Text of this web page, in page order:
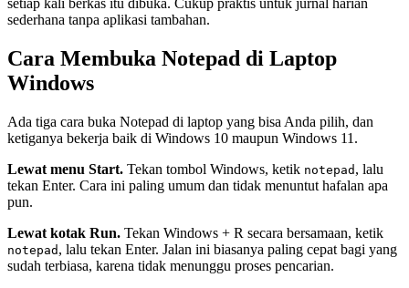
setiap kali berkas itu dibuka. Cukup praktis untuk jurnal harian
sederhana tanpa aplikasi tambahan.
Cara Membuka Notepad di Laptop
Windows
Ada tiga cara buka Notepad di laptop yang bisa Anda pilih, dan
ketiganya bekerja baik di Windows 10 maupun Windows 11.
Lewat menu Start. Tekan tombol Windows, ketik notepad , lalu
tekan Enter. Cara ini paling umum dan tidak menuntut hafalan apa
pun.
Lewat kotak Run. Tekan Windows + R secara bersamaan, ketik
notepad , lalu tekan Enter. Jalan ini biasanya paling cepat bagi yang
sudah terbiasa, karena tidak menunggu proses pencarian.